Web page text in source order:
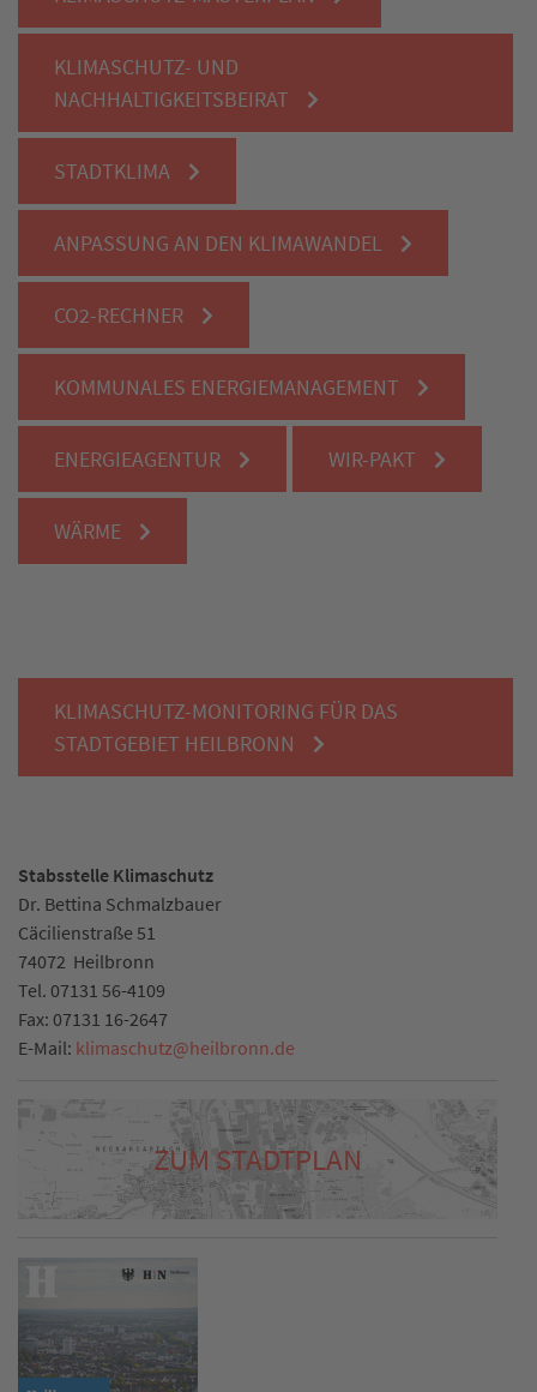
KLIMASCHUTZ- UND
NACHHALTIGKEITSBEIRAT
STADTKLIMA
ANPASSUNG AN DEN KLIMAWANDEL
CO2-RECHNER
KOMMUNALES ENERGIEMANAGEMENT
ENERGIEAGENTUR WIR-PAKT
WÄRME
KLIMASCHUTZ-MONITORING FÜR DAS
STADTGEBIET HEILBRONN
Stabsstelle Klimaschutz
Dr. Bettina Schmalzbauer
Cäcilienstraße 51
74072 Heilbronn
Tel. 07131 56-4109
Fax: 07131 16-2647
E-Mail: klimaschutz@heilbronn.de
ZUM STADTPLAN